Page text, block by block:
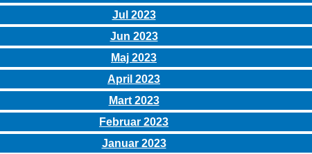
Jul 2023
Jun 2023
Maj 2023
April 2023
Mart 2023
Februar 2023
Januar 2023